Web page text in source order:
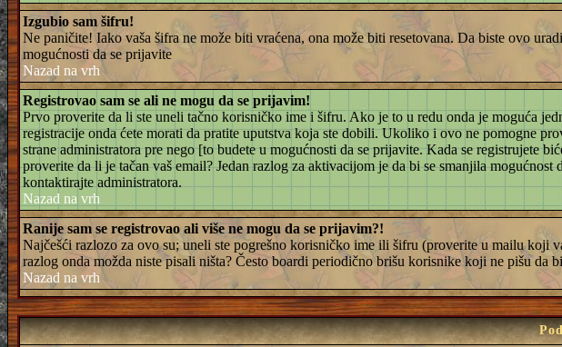
Izgubio sam šifru!
Ne paničite! Iako vaša šifra ne može biti vraćena, ona može biti resetovana. Da biste ovo
mogućnosti da se prijavite
Nazad na vrh
Registrovao sam se ali ne mogu da se prijavim!
Prvo proverite da li ste uneli tačno korisničko ime i šifru. Ako je to u redu onda je moguća
registracije onda ćete morati da pratite uputstva koja ste dobili. Ukoliko i ovo ne pomogne
strane administratora pre nego [to budete u mogućnosti da se prijavite. Kada se registrujete
proverite da li je tačan vaš email? Jedan razlog za aktivacijom je da bi se smanjila mogućnost
kontaktirajte administratora.
Nazad na vrh
Ranije sam se registrovao ali više ne mogu da se prijavim?!
Najčešći razlozo za ovo su; uneli ste pogrešno korisničko ime ili šifru (proverite u mailu
razlog onda možda niste pisali ništa? Često boardi periodično brišu korisnike koji ne pišu
Nazad na vrh